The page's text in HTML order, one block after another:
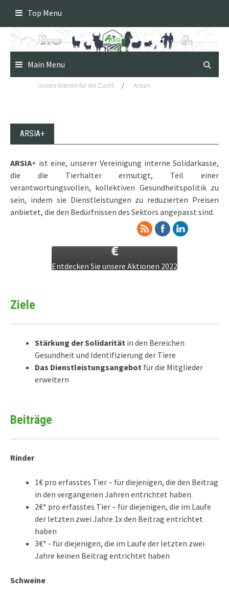
content
Top Menu
Main Menu
Unsere Dienste für die Zucht / Arsia+
ARSIA+
ARSIA+ ist eine, unserer Vereinigung interne Solidarkasse,
die die Tierhalter ermutigt, Teil einer
verantwortungsvollen, kollektiven Gesundheitspolitik zu
sein, indem sie Dienstleistungen zu reduzierten Preisen
anbietet, die den Bedürfnissen des Sektors angepasst sind.
Entdecken Sie unsere Aktionen 2022
Ziele
Stärkung der Solidarität in den Bereichen
Gesundheit und Identifizierung der Tiere
Das Dienstleistungsangebot für die Mitglieder
erweitern
Beiträge
Rinder
1€ pro erfasstes Tier – für diejenigen, die den Beitrag
in den vergangenen Jahren entrichtet haben.
2€* pro erfasstes Tier – für diejenigen, die im Laufe
der letzten zwei Jahre 1x den Beitrag entrichtet
haben
3€* - für diejenigen, die im Laufe der letzten zwei
Jahre keinen Beitrag entrichtet haben
Schweine